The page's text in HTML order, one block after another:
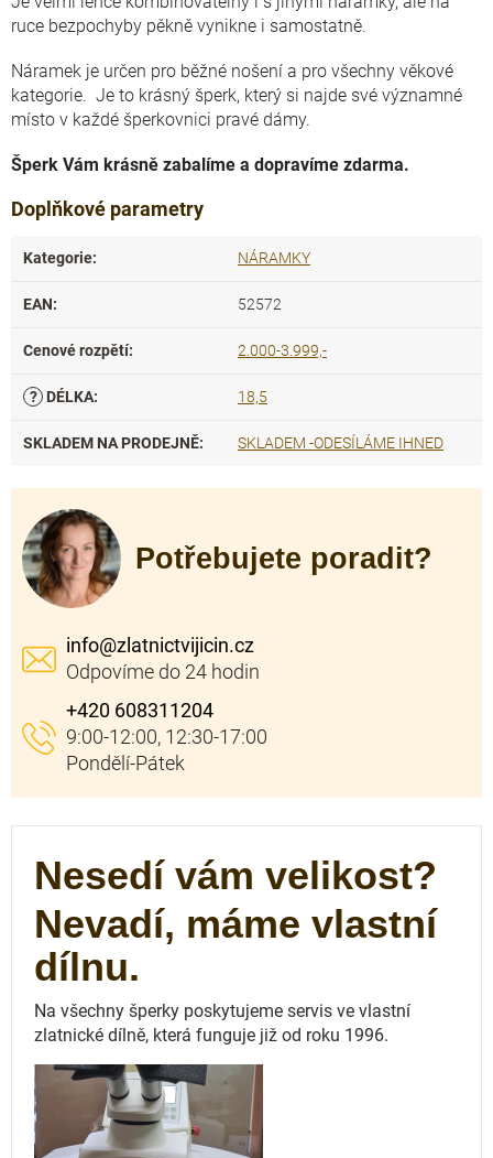
ruce bezpochyby pěkně vynikne i samostatně.
Náramek je určen pro běžné nošení a pro všechny věkové
kategorie. Je to krásný šperk, který si najde své významné
místo v každé šperkovnici pravé dámy.
Šperk Vám krásně zabalíme a dopravíme zdarma.
Doplňkové parametry
Kategorie: NÁRAMKY
EAN: 52572
Cenové rozpětí: 2.000-3.999,-
? DÉLKA: 18,5
SKLADEM NA PRODEJNĚ: SKLADEM -ODESÍLÁME IHNED
Potřebujete poradit?
info@zlatnictvijicin.cz
+420 608311204
Nesedí vám velikost?
Nevadí, máme vlastní
dílnu.
Na všechny šperky poskytujeme servis ve vlastní
zlatnické dílně, která funguje již od roku 1996.